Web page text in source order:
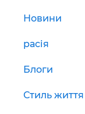
Новини
расія
Блоги
Стиль життя